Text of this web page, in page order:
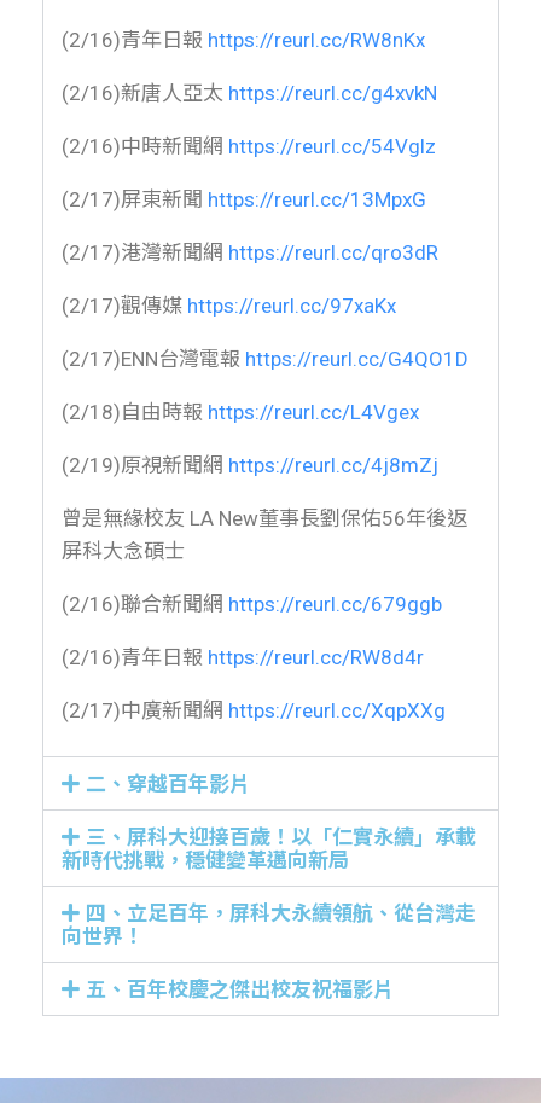
(2/16)青年日報 https://reurl.cc/RW8nKx
(2/16)新唐人亞太 https://reurl.cc/g4xvkN
(2/16)中時新聞網 https://reurl.cc/54Vglz
(2/17)屏東新聞 https://reurl.cc/13MpxG
(2/17)港灣新聞網 https://reurl.cc/qro3dR
(2/17)觀傳媒 https://reurl.cc/97xaKx
(2/17)ENN台灣電報 https://reurl.cc/G4QO1D
(2/18)自由時報 https://reurl.cc/L4Vgex
(2/19)原視新聞網 https://reurl.cc/4j8mZj
曾是無緣校友 LA New董事長劉保佑56年後返
屏科大念碩士
(2/16)聯合新聞網 https://reurl.cc/679ggb
(2/16)青年日報 https://reurl.cc/RW8d4r
(2/17)中廣新聞網 https://reurl.cc/XqpXXg
二、穿越百年影片
三、屏科大迎接百歲！以「仁實永續」承載
新時代挑戰，穩健變革邁向新局
四、立足百年，屏科大永續領航、從台灣走
向世界！
五、百年校慶之傑出校友祝福影片